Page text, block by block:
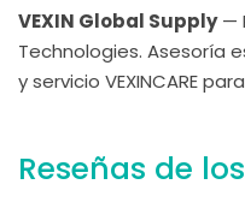
VEXIN Global Supply—
Technologies. Asesoría
y servicio VEXINCARE
Reseñas de